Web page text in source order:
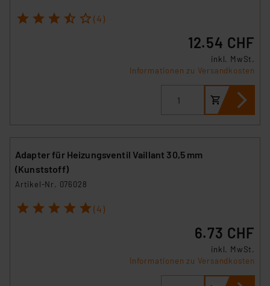
1 2 3 4 5 (4)
12.54 CHF
inkl. MwSt.
Informationen zu Versandkosten
Adapter für Heizungsventil Vaillant 30,5 mm
(Kunststoff)
Artikel-Nr. 076028
1 2 3 4 5 (4)
6.73 CHF
inkl. MwSt.
Informationen zu Versandkosten